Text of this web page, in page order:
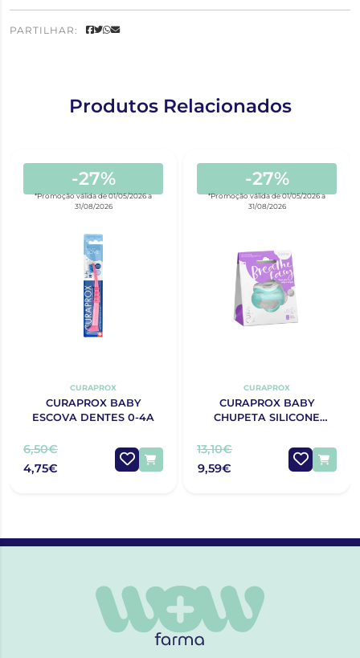
PARTILHAR:
Produtos Relacionados
-27%
*Promoção válida de 01/05/2026 a
31/08/2026
CURAPROX
CURAPROX BABY
ESCOVA DENTES 0-4A
6,50€
4,75€
-27%
*Promoção válida de 01/05/2026 a
31/08/2026
CURAPROX
CURAPROX BABY
CHUPETA SILICONE
13,10€
9,59€